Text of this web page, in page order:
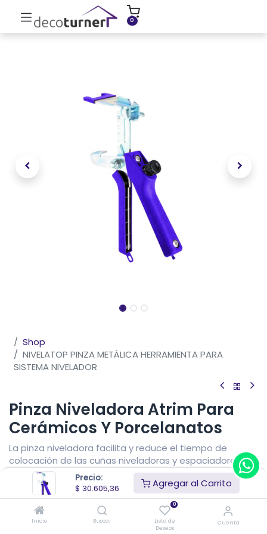
Precio:
$ 30.605,36 Agregar al Carrito
Inicio Buscar
0
Lista de
Deseos
Cuenta
0
Shop
NIVELATOP PINZA METÁLICA HERRAMIENTA PARA
SISTEMA NIVELADOR
Pinza Niveladora Atrim Para
Cerámicos Y Porcelanatos
La pinza niveladora facilita y reduce el tiempo de
colocación de las cuñas niveladoras y espaciadores
autonivelantes.
$30.605,36 IVA Incluido
Precio sin impuestos nacionales 25.293,69